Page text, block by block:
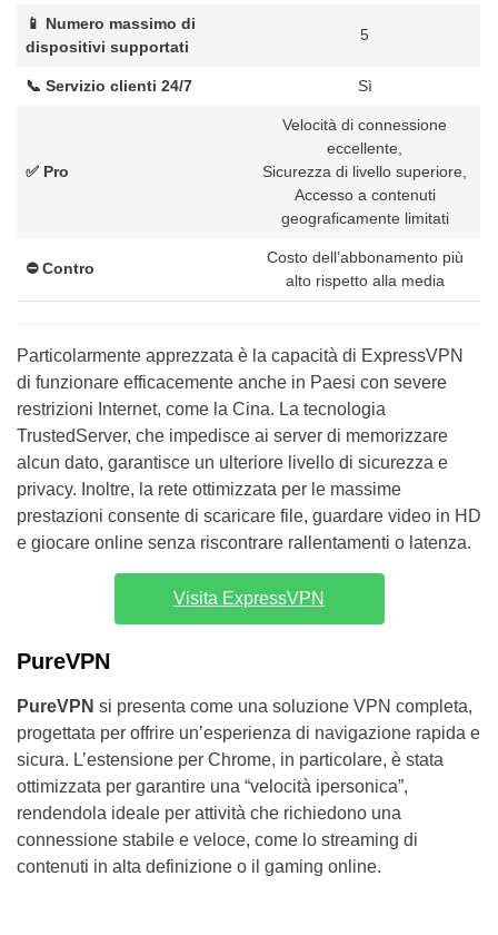
📱 Numero massimo di
dispositivi supportati
5
📞 Servizio clienti 24/7 Sì
✅ Pro
Velocità di connessione
eccellente,
Sicurezza di livello superiore,
Accesso a contenuti
geograficamente limitati
⛔️ Contro
Costo dell’abbonamento più
alto rispetto alla media
Particolarmente apprezzata è la capacità di ExpressVPN
di funzionare efficacemente anche in Paesi con severe
restrizioni Internet, come la Cina. La tecnologia
TrustedServer, che impedisce ai server di memorizzare
alcun dato, garantisce un ulteriore livello di sicurezza e
privacy. Inoltre, la rete ottimizzata per le massime
prestazioni consente di scaricare file, guardare video in HD
e giocare online senza riscontrare rallentamenti o latenza.
Visita ExpressVPN
PureVPN
PureVPN si presenta come una soluzione VPN completa,
progettata per offrire un’esperienza di navigazione rapida e
sicura. L’estensione per Chrome, in particolare, è stata
ottimizzata per garantire una “velocità ipersonica”,
rendendola ideale per attività che richiedono una
connessione stabile e veloce, come lo streaming di
contenuti in alta definizione o il gaming online.